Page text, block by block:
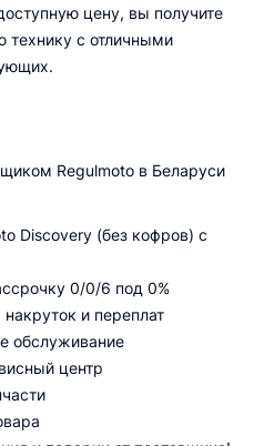
цену, вы получите
технику с отличными
Regulmoto в Беларуси
Discovery (без кофров) с
0/0/6 под 0%
и переплат
обслуживание
центр